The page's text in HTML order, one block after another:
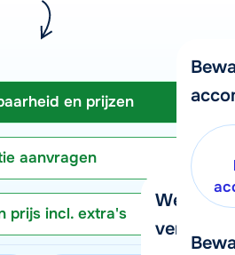
We
verder!
en prijzen
aanvragen
prijs incl. extra's